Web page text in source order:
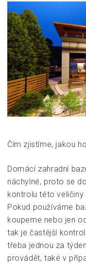
Čím zjistíme, jakou
Domácí zahradní
náchylné, proto se
kontrolu této veličiny
Pokud používáme
koupeme nebo jen
tak je častější
třeba jednou za
provádět, také v